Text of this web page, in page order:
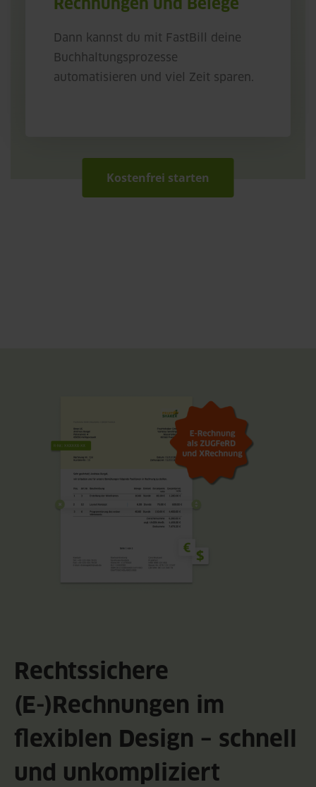
Rechnungen und Belege
Dann kannst du mit FastBill deine
Buchhaltungsprozesse
automatisieren und viel Zeit sparen.
Kostenfrei starten
Rechtssichere
(E-)Rechnungen im
flexiblen Design – schnell
und unkompliziert